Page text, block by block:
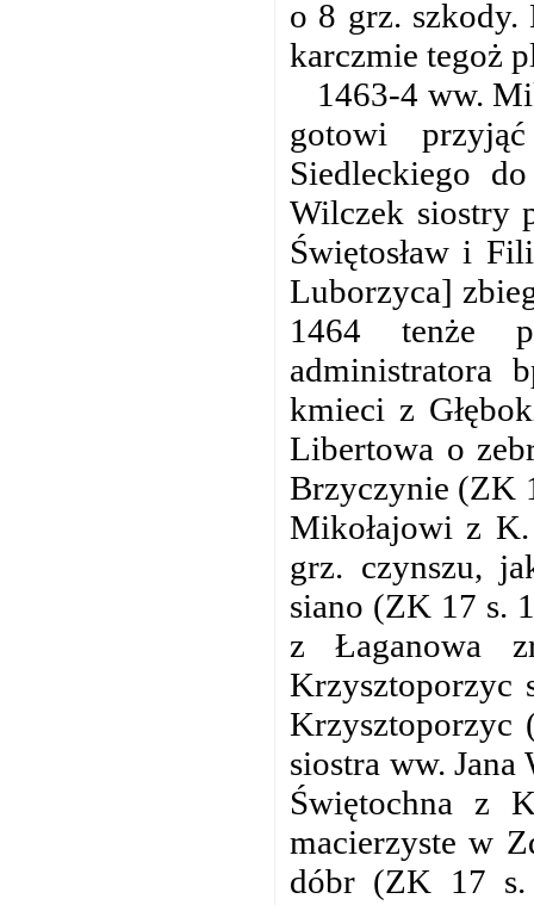
o 8 grz. szkody.
karczmie tegoż
1463-4 ww.
gotowi
Siedleckiego
Wilczek siostry
Świętosław i
Luborzyca]
1464 tenże
administratora
kmieci z
Libertowa o
Brzyczynie (ZK
Mikołajowi z
grz. czynszu,
siano (ZK 17 s.
z Łaganowa
Krzysztoporzyc
Krzysztoporzyc
siostra ww.
Świętochna z
macierzyste w
dóbr (ZK 17 s.